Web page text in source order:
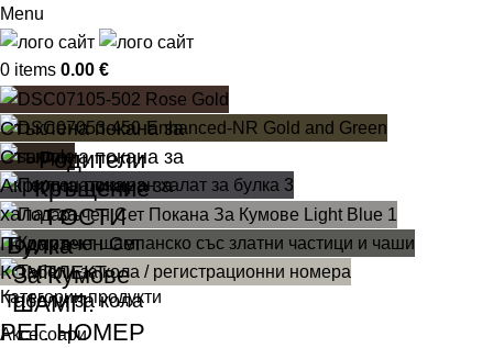
Menu
0 items 0.00 €
Стъклена покана за
Родители
Стъклена покана за
Кръщение
Акрилна покана за
ГОСТИ
халат за
Булка
Подаръчен Сет
За Кумове
КОМПЛЕКТ
ШАМП.
Табели за кола
РЕГ. НОМЕР
Категории продукти
Аксесоари